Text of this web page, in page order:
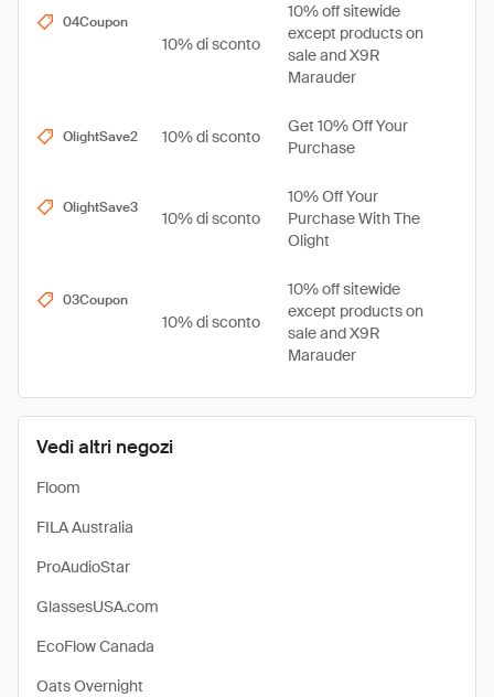
Vedi altri negozi
Floom
FILA Australia
ProAudioStar
GlassesUSA.com
EcoFlow Canada
Oats Overnight
04Coupon
10% di sconto
10% off sitewide
except products on
sale and X9R
Marauder
OlightSave2 10% di sconto
Get 10% Off Your
Purchase
OlightSave3
10% di sconto
10% Off Your
Purchase With The
Olight
03Coupon
10% di sconto
10% off sitewide
except products on
sale and X9R
Marauder